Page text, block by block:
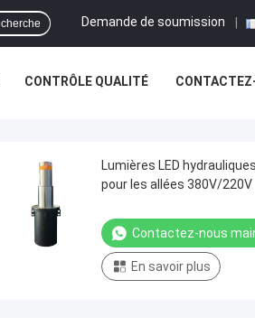
Demande de soumission
CONTRÔLE QUALITÉ
Lumières LED
pour les allées 380V/220V
Contactez-nous
En savoir plus